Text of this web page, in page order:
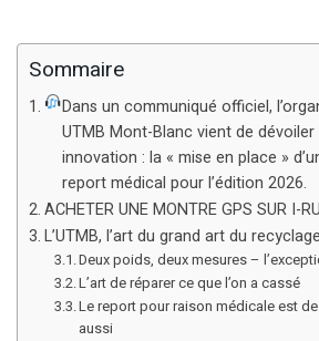
Sommaire
Dans un communiqué officiel,
UTMB Mont-Blanc vient de
innovation : la « mise en place »
report médical pour l’édition 2026.
ACHETER UNE MONTRE GPS SUR I-
L’UTMB, l’art du grand art du
Deux poids, deux mesures –
L’art de réparer ce que l’on a cassé
Le report pour raison médicale est
aussi